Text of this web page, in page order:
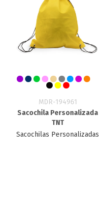
MDR-194961
Sacochila Personalizada
TNT
Sacochilas Personalizadas